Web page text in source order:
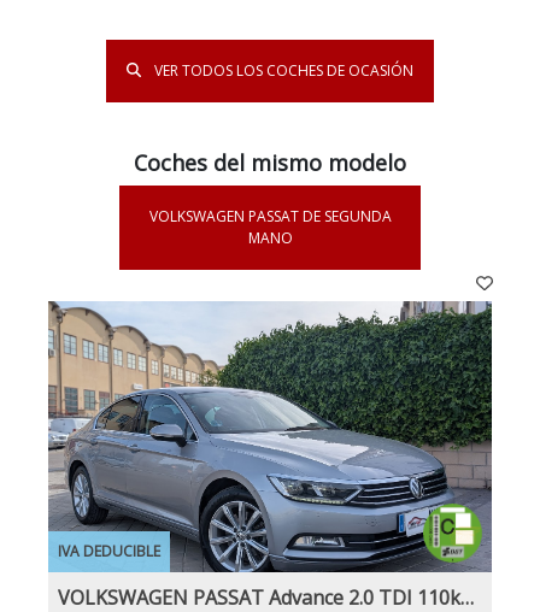
VER TODOS LOS COCHES DE OCASIÓN
Coches del mismo modelo
VOLKSWAGEN PASSAT DE SEGUNDA
MANO
IVA DEDUCIBLE
VOLKSWAGEN PASSAT Advance 2.0 TDI 110kW (150CV)